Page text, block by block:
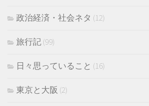
政治経済・社会ネタ (12)
旅行記(99)
日々思っていること (16)
東京と大阪 (2)